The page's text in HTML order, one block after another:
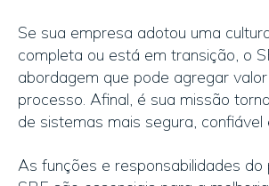
Se sua empresa adotou uma
completa ou está em transição, o
abordagem que pode agregar
processo. Afinal, é sua missão
de sistemas mais segura, confiável
As funções e responsabilidades do